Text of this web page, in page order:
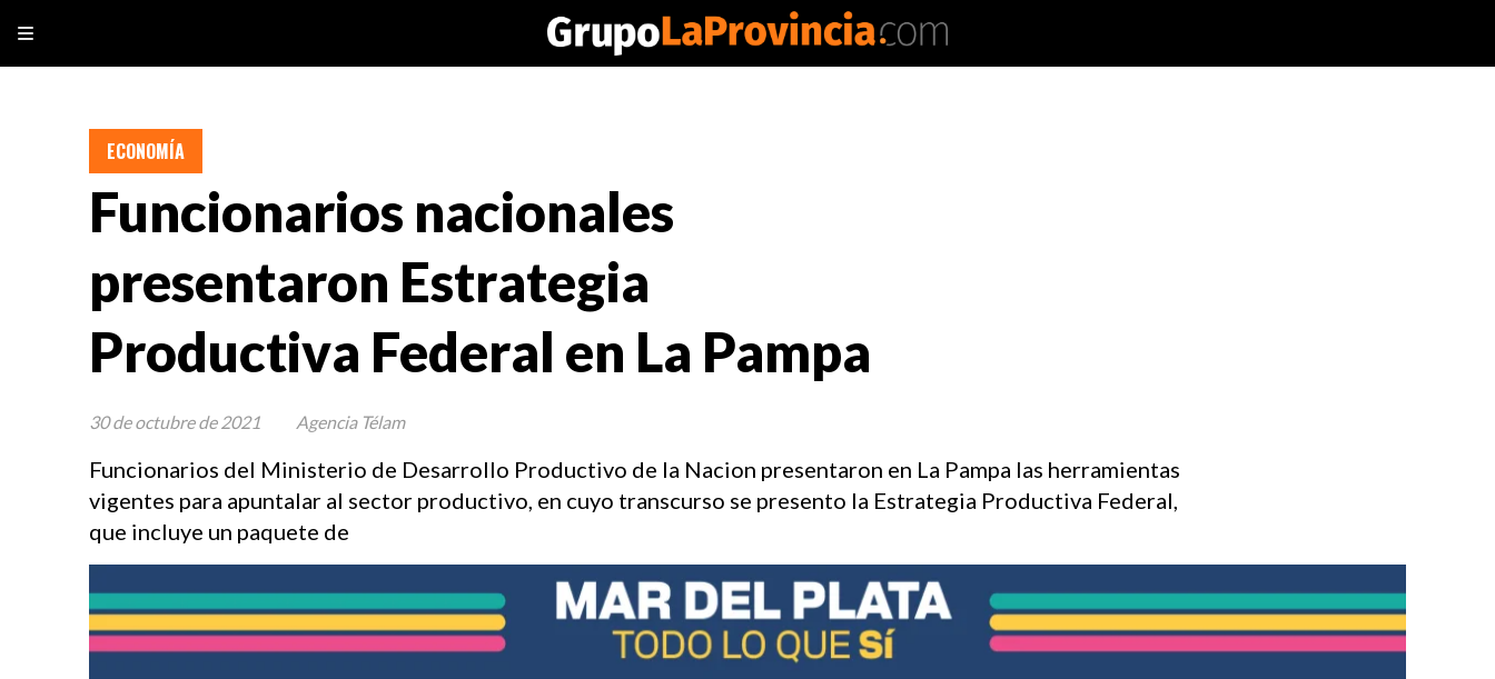
Funcionarios nacionales
presentaron Estrategia
Productiva Federal en La Pampa
Funcionarios del Ministerio de Desarrollo Productivo de la Nacion presentaron en La Pampa las herramientas
vigentes para apuntalar al sector productivo, en cuyo transcurso se presento la Estrategia Productiva Federal,
que incluye un paquete de
ECONOMÍA
30 de octubre de 2021 Agencia Télam